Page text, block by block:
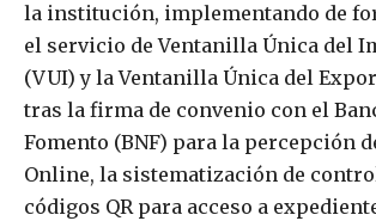
la institución, implementando de
el servicio de Ventanilla Única del
(VUI) y la Ventanilla Única del
tras la firma de convenio con el
Fomento (BNF) para la percepción
Online, la sistematización de
códigos QR para acceso a